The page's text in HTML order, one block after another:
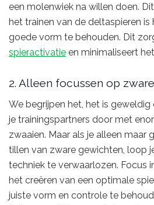
een molenwiek na willen doen.
het trainen van de deltaspieren is
goede vorm te behouden. Dit
spieractivatie en minimaliseert
2. Alleen focussen op
We begrijpen het, het is
je trainingspartners door met
zwaaien. Maar als je alleen maar
tillen van zware gewichten, loop
techniek te verwaarlozen. Focus
het creëren van een optimale
juiste vorm en controle te